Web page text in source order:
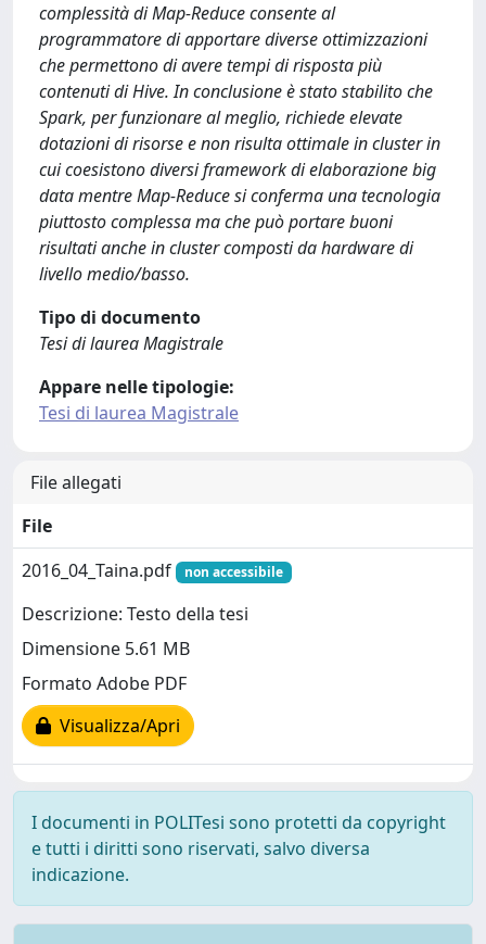
complessità di Map-Reduce consente al
programmatore di apportare diverse ottimizzazioni
che permettono di avere tempi di risposta più
contenuti di Hive. In conclusione è stato stabilito che
Spark, per funzionare al meglio, richiede elevate
dotazioni di risorse e non risulta ottimale in cluster in
cui coesistono diversi framework di elaborazione big
data mentre Map-Reduce si conferma una tecnologia
piuttosto complessa ma che può portare buoni
risultati anche in cluster composti da hardware di
livello medio/basso.
Tipo di documento
Tesi di laurea Magistrale
Appare nelle tipologie:
Tesi di laurea Magistrale
File allegati
File
2016_04_Taina.pdf
non accessibile
Descrizione: Testo della tesi
Dimensione 5.61 MB
Formato Adobe PDF
Visualizza/Apri
I documenti in POLITesi sono protetti da copyright
e tutti i diritti sono riservati, salvo diversa
indicazione.